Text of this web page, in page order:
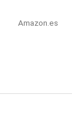
Amazon.es